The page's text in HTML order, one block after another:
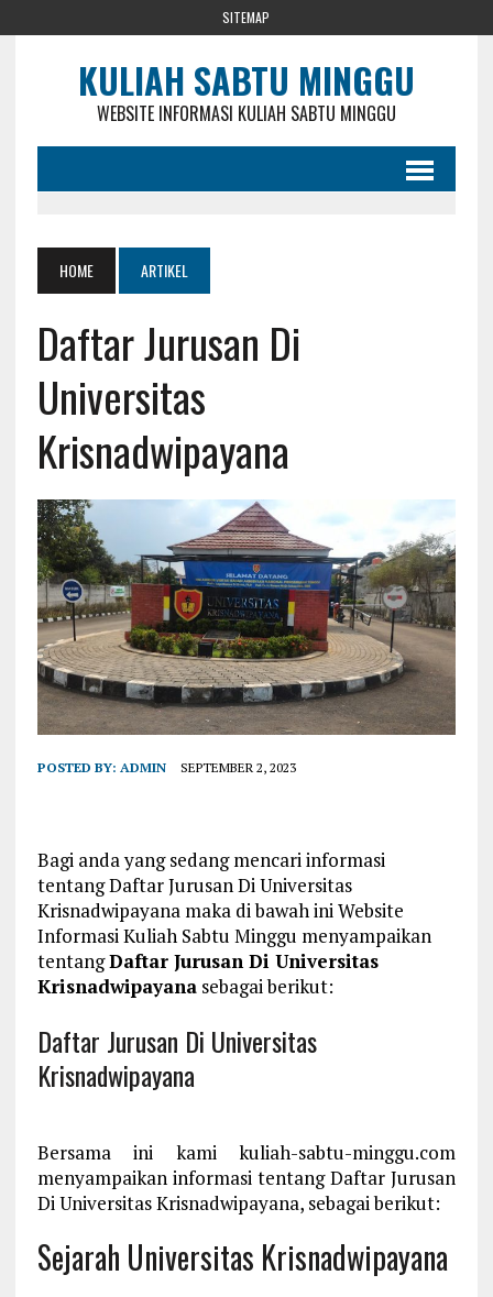
SITEMAP
KULIAH SABTU MINGGU
WEBSITE INFORMASI KULIAH SABTU MINGGU
HOME ARTIKEL
Daftar Jurusan Di
Universitas
Krisnadwipayana
POSTED BY: ADMIN SEPTEMBER 2, 2023
Bagi anda yang sedang mencari informasi
tentang Daftar Jurusan Di Universitas
Krisnadwipayana maka di bawah ini Website
Informasi Kuliah Sabtu Minggu menyampaikan
tentangDaftar Jurusan Di Universitas
Krisnadwipayanasebagai berikut:
Daftar Jurusan Di Universitas
Krisnadwipayana
Bersama ini kami kuliah-sabtu-minggu.com
menyampaikan informasi tentang Daftar Jurusan
Di Universitas Krisnadwipayana, sebagai berikut:
Sejarah Universitas Krisnadwipayana